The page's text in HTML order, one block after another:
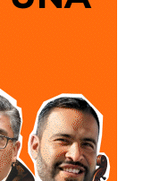
licencia sin
su único o
quienes, durante
firme,
o total sus
alimentarias.
FENAPO
Como
por
de la
se distribuirá